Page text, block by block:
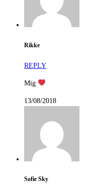
Rikke
REPLY
Mig
13/08/2018
Sofie Sky